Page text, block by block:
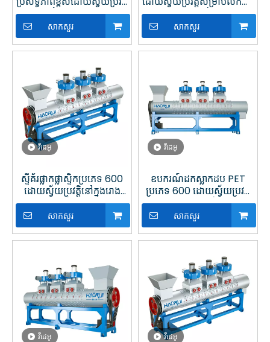
ជាមួយនឹងជំហរសម្រាប់ដប
សាកសួរ
ក្នុងរោងចក្រកែច្នៃប្លាស្ទិក
សាកសួរ
វីដេអូ
ស្ទីគ័រផ្លាកផ្លាស្ទិកប្រភេទ 600
ដោយស្វ័យប្រវត្តិនៅក្នុងរោង
ចក្រកែច្នៃប្លាស្ទិក
សាកសួរ
វីដេអូ
ឧបករណ៍ដកស្លាកដប PET
ប្រភេទ 600 ដោយស្វ័យប្រវត្តិ
នៅក្នុងរោងចក្រកែច្នៃប្លាស្ទិក
សាកសួរ
វីដេអូ វីដេអូ